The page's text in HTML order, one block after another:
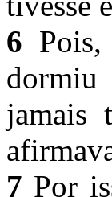
6
dormiu
jamais
7 Por